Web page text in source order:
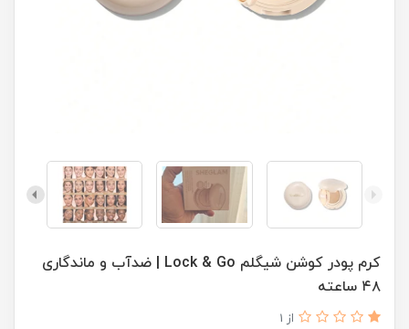
کرم پودر کوشن شیگلم Lock & Go | ضدآب و ماندگاری
۴۸ ساعته
از 1